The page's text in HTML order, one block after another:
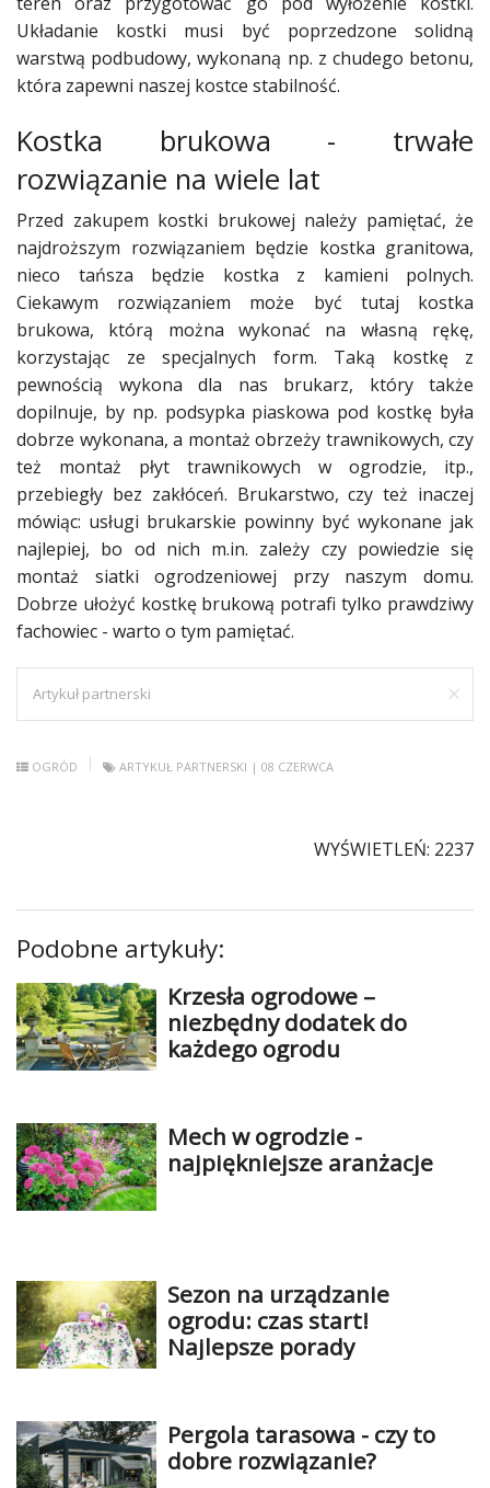
Układanie kostki musi być poprzedzone solidną
warstwą podbudowy, wykonaną np. z chudego betonu,
która zapewni naszej kostce stabilność.
Kostka brukowa - trwałe
rozwiązanie na wiele lat
Przed zakupem kostki brukowej należy pamiętać, że
najdroższym rozwiązaniem będzie kostka granitowa,
nieco tańsza będzie kostka z kamieni polnych.
Ciekawym rozwiązaniem może być tutaj kostka
brukowa, którą można wykonać na własną rękę,
korzystając ze specjalnych form. Taką kostkę z
pewnością wykona dla nas brukarz, który także
dopilnuje, by np. podsypka piaskowa pod kostkę była
dobrze wykonana, a montaż obrzeży trawnikowych, czy
też montaż płyt trawnikowych w ogrodzie, itp.,
przebiegły bez zakłóceń. Brukarstwo, czy też inaczej
mówiąc: usługi brukarskie powinny być wykonane jak
najlepiej, bo od nich m.in. zależy czy powiedzie się
montaż siatki ogrodzeniowej przy naszym domu.
Dobrze ułożyć kostkę brukową potrafi tylko prawdziwy
fachowiec - warto o tym pamiętać.
Artykuł partnerski ×
OGRÓD ARTYKUŁ PARTNERSKI | 08 CZERWCA
WYŚWIETLEŃ: 2237
Podobne artykuły:
Krzesła ogrodowe –
niezbędny dodatek do
każdego ogrodu
Mech w ogrodzie -
najpiękniejsze aranżacje
Sezon na urządzanie
ogrodu: czas start!
Najlepsze porady
Pergola tarasowa - czy to
dobre rozwiązanie?